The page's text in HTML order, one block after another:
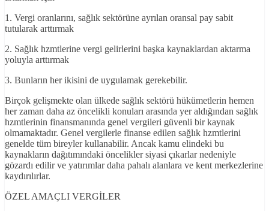
1. Vergi oranlarını, sağlık sektörüne ayrılan oransal pay sabit
tutularak arttırmak
2. Sağlık hzmtlerine vergi gelirlerini başka kaynaklardan aktarma
yoluyla arttırmak
3. Bunların her ikisini de uygulamak gerekebilir.
Birçok gelişmekte olan ülkede sağlık sektörü hükümetlerin hemen
her zaman daha az öncelikli konuları arasında yer aldığından sağlık
hzmtlerinin finansmanında genel vergileri güvenli bir kaynak
olmamaktadır. Genel vergilerle finanse edilen sağlık hzmtlerini
genelde tüm bireyler kullanabilir. Ancak kamu elindeki bu
kaynakların dağıtımındaki öncelikler siyasi çıkarlar nedeniyle
gözardı edilir ve yatırımlar daha pahalı alanlara ve kent merkezlerine
kaydırılırlar.
ÖZEL AMAÇLI VERGİLER